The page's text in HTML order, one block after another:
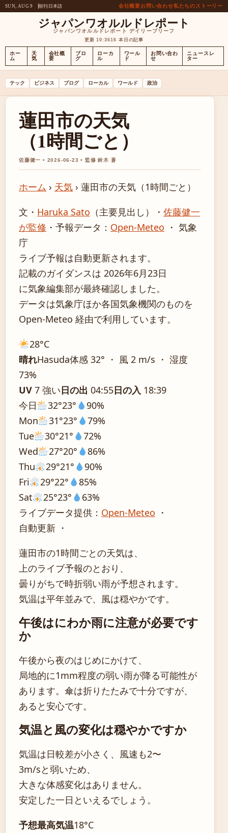
SUN, AUG 9 朝刊 日本語 会社概要お問い合わせ私たちのストーリー
ジャパンワオルルドレポート
ジャパンワオルルドレポート デイリーブリーフ
更新 10:3616 本日の記事
ホー
ム
天
気
会社概
要
ブロ
グ
ローカ
ル
ワール
ド
お問い合わ
せ
ニュースレ
ター
テック ビジネス ブログ ローカル ワールド 政治
蓮田市の天気
（1時間ごと）
佐藤健一 • 2026-06-23 • 監修 鈴木 蒼
ホーム › 天気 › 蓮田市の天気（1時間ごと）
文・ Haruka Sato （主要見出し） ・ 佐藤健一
が監修 ・ 予報データ： Open-Meteo ・ 気象
庁
ライブ予報は自動更新されます。
記載のガイダンスは 2026年6月23日
に気象編集部が最終確認しました。
データは気象庁ほか各国気象機関のものを
Open-Meteo 経由で利用しています。
28°C
晴れHasuda体感 32° ・ 風 2 m/s ・ 湿度
73%
UV 7 強い日の出 04:55日の入 18:39
今日
32°23°
90%
Mon
31°23°
79%
Tue
30°21°
72%
Wed
27°20°
86%
Thu
29°21°
90%
Fri
29°22°
85%
Sat
25°23°
63%
ライブデータ提供： Open-Meteo ・
自動更新 ・
蓮田市の1時間ごとの天気は、
上のライブ予報のとおり、
曇りがちで時折弱い雨が予想されます。
気温は平年並みで、風は穏やかです。
午後はにわか雨に注意が必要です
か
午後から夜のはじめにかけて、
局地的に1mm程度の弱い雨が降る可能性が
あります。傘は折りたたみで十分ですが、
あると安心です。
気温と風の変化は穏やかですか
気温は日較差が小さく、風速も2〜
3m/sと弱いため、
大きな体感変化はありません。
安定した一日といえるでしょう。
予想最高気温18°C